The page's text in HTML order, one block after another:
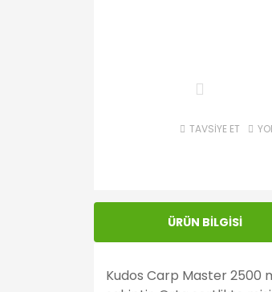
TAVSİYE ET
ÜRÜN BİLGİSİ
Kudos Carp Master 2500